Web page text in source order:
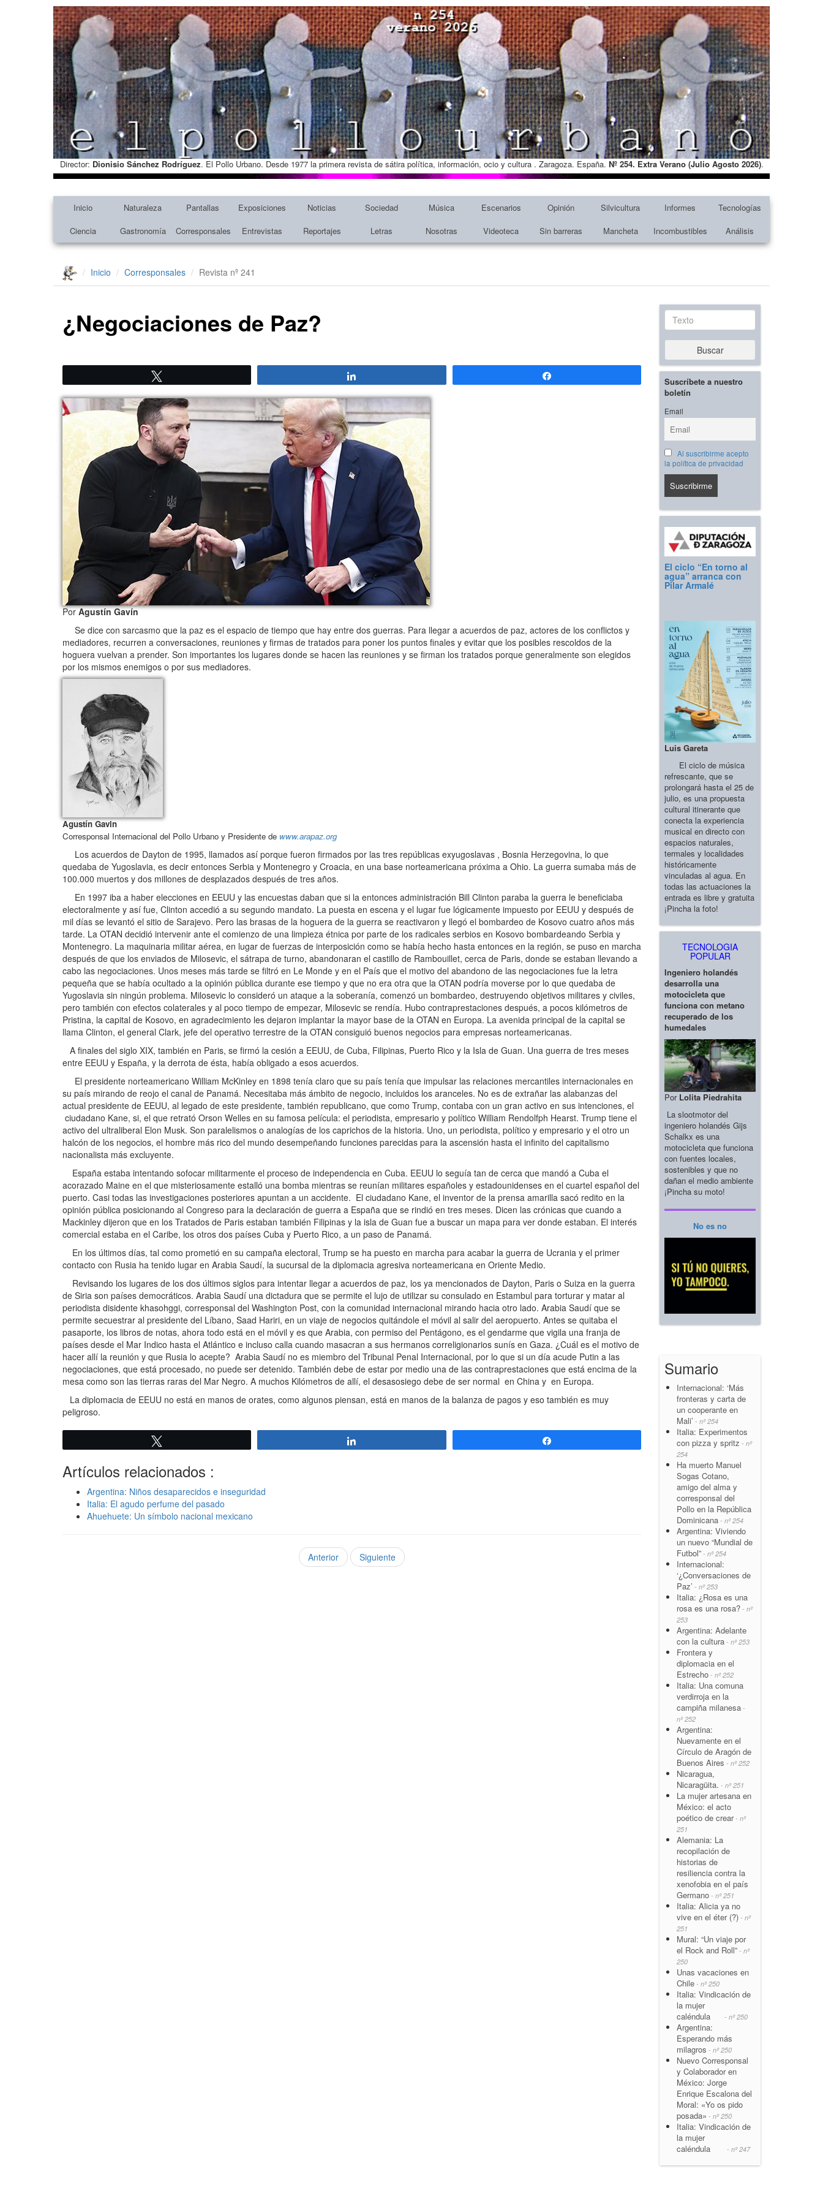
Director: Dionisio Sánchez Rodríguez. El Pollo Urbano. Desde 1977 la primera revista de sátira política, información, ocio y cultura . Zaragoza. España. Nº 254. Extra Verano (Julio Agosto 2026).
Inicio Naturaleza Pantallas Exposiciones Noticias Sociedad Música Escenarios Opinión Silvicultura Informes
Tecnologías
Ciencia
Gastronomía Corresponsales Entrevistas Reportajes Letras Nosotras Videoteca Sin barreras Mancheta Incombustibles Análisis
Inicio Corresponsales Revista nº 241
¿Negociaciones de Paz?
PorAgustín Gavín
Se dice con sarcasmo que la paz es el espacio de tiempo que hay entre dos guerras. Para llegar a acuerdos de paz, actores de los conflictos y
mediadores, recurren a conversaciones, reuniones y firmas de tratados para poner los puntos finales y evitar que los posibles rescoldos de la
hoguera vuelvan a prender. Son importantes los lugares donde se hacen las reuniones y se firman los tratados porque generalmente son elegidos
por los mismos enemigos o por sus mediadores.
Agustín Gavin
Corresponsal Internacional del Pollo Urbano y Presidente de www.arapaz.org
Los acuerdos de Dayton de 1995, llamados así porque fueron firmados por las tres repúblicas exyugoslavas , Bosnia Herzegovina, lo que
quedaba de Yugoslavia, es decir entonces Serbia y Montenegro y Croacia, en una base norteamericana próxima a Ohio. La guerra sumaba más de
100.000 muertos y dos millones de desplazados después de tres años.
En 1997 iba a haber elecciones en EEUU y las encuestas daban que si la entonces administración Bill Clinton paraba la guerra le beneficiaba
electoralmente y así fue, Clinton accedió a su segundo mandato. La puesta en escena y el lugar fue lógicamente impuesto por EEUU y después de
mil días se levantó el sitio de Sarajevo. Pero las brasas de la hoguera de la guerra se reactivaron y llegó el bombardeo de Kosovo cuatro años más
tarde. La OTAN decidió intervenir ante el comienzo de una limpieza étnica por parte de los radicales serbios en Kosovo bombardeando Serbia y
Montenegro. La maquinaria militar aérea, en lugar de fuerzas de interposición como se había hecho hasta entonces en la región, se puso en marcha
después de que los enviados de Milosevic, el sátrapa de turno, abandonaran el castillo de Rambouillet, cerca de Paris, donde se estaban llevando a
cabo las negociaciones. Unos meses más tarde se filtró en Le Monde y en el País que el motivo del abandono de las negociaciones fue la letra
pequeña que se había ocultado a la opinión pública durante ese tiempo y que no era otra que la OTAN podría moverse por lo que quedaba de
Yugoslavia sin ningún problema. Milosevic lo consideró un ataque a la soberanía, comenzó un bombardeo, destruyendo objetivos militares y civiles,
pero también con efectos colaterales y al poco tiempo de empezar, Milosevic se rendía. Hubo contraprestaciones después, a pocos kilómetros de
Pristina, la capital de Kosovo, en agradecimiento les dejaron implantar la mayor base de la OTAN en Europa. La avenida principal de la capital se
llama Clinton, el general Clark, jefe del operativo terrestre de la OTAN consiguió buenos negocios para empresas norteamericanas.
A finales del siglo XIX, también en Paris, se firmó la cesión a EEUU, de Cuba, Filipinas, Puerto Rico y la Isla de Guan. Una guerra de tres meses
entre EEUU y España, y la derrota de ésta, había obligado a esos acuerdos.
El presidente norteamericano William McKinley en 1898 tenía claro que su país tenía que impulsar las relaciones mercantiles internacionales en
su país mirando de reojo el canal de Panamá. Necesitaba más ámbito de negocio, incluidos los aranceles. No es de extrañar las alabanzas del
actual presidente de EEUU, al legado de este presidente, también republicano, que como Trump, contaba con un gran activo en sus intenciones, el
ciudadano Kane, si, el que retrató Orson Welles en su famosa película: el periodista, empresario y político William Rendolfph Hearst. Trump tiene el
activo del ultraliberal Elon Musk. Son paralelismos o analogías de los caprichos de la historia. Uno, un periodista, político y empresario y el otro un
halcón de los negocios, el hombre más rico del mundo desempeñando funciones parecidas para la ascensión hasta el infinito del capitalismo
nacionalista más excluyente.
España estaba intentando sofocar militarmente el proceso de independencia en Cuba. EEUU lo seguía tan de cerca que mandó a Cuba el
acorazado Maine en el que misteriosamente estalló una bomba mientras se reunían militares españoles y estadounidenses en el cuartel español del
puerto. Casi todas las investigaciones posteriores apuntan a un accidente. El ciudadano Kane, el inventor de la prensa amarilla sacó redito en la
opinión pública posicionando al Congreso para la declaración de guerra a España que se rindió en tres meses. Dicen las crónicas que cuando a
Mackinley dijeron que en los Tratados de Paris estaban también Filipinas y la isla de Guan fue a buscar un mapa para ver donde estaban. El interés
comercial estaba en el Caribe, los otros dos países Cuba y Puerto Rico, a un paso de Panamá.
En los últimos días, tal como prometió en su campaña electoral, Trump se ha puesto en marcha para acabar la guerra de Ucrania y el primer
contacto con Rusia ha tenido lugar en Arabia Saudí, la sucursal de la diplomacia agresiva norteamericana en Oriente Medio.
Revisando los lugares de los dos últimos siglos para intentar llegar a acuerdos de paz, los ya mencionados de Dayton, Paris o Suiza en la guerra
de Siria son países democráticos. Arabia Saudí una dictadura que se permite el lujo de utilizar su consulado en Estambul para torturar y matar al
periodista disidente khasohggi, corresponsal del Washington Post, con la comunidad internacional mirando hacia otro lado. Arabia Saudí que se
permite secuestrar al presidente del Líbano, Saad Hariri, en un viaje de negocios quitándole el móvil al salir del aeropuerto. Antes se quitaba el
pasaporte, los libros de notas, ahora todo está en el móvil y es que Arabia, con permiso del Pentágono, es el gendarme que vigila una franja de
países desde el Mar Indico hasta el Atlántico e incluso calla cuando masacran a sus hermanos correligionarios sunís en Gaza. ¿Cuál es el motivo de
hacer allí la reunión y que Rusia lo acepte? Arabia Saudí no es miembro del Tribunal Penal Internacional, por lo que si un día acude Putin a las
negociaciones, que está procesado, no puede ser detenido. También debe de estar por medio una de las contraprestaciones que está encima de la
mesa como son las tierras raras del Mar Negro. A muchos Kilómetros de allí, el desasosiego debe de ser normal en China y en Europa.
La diplomacia de EEUU no está en manos de orates, como algunos piensan, está en manos de la balanza de pagos y eso también es muy
peligroso.
Artículos relacionados :
Argentina: Niños desaparecidos e inseguridad
Italia: El agudo perfume del pasado
Ahuehuete: Un símbolo nacional mexicano
Anterior Siguiente
Texto
Buscar
Suscríbete a nuestro
boletín
Email
Al suscribirme acepto
la política de privacidad
El ciclo “En torno al
agua” arranca con
Pilar Armalé
Luis Gareta
El ciclo de música
refrescante, que se
prolongará hasta el 25 de
julio, es una propuesta
cultural itinerante que
conecta la experiencia
musical en directo con
espacios naturales,
termales y localidades
históricamente
vinculadas al agua. En
todas las actuaciones la
entrada es libre y gratuita
¡Pincha la foto!
TECNOLOGIA
POPULAR
Ingeniero holandés
desarrolla una
motocicleta que
funciona con metano
recuperado de los
humedales
Por Lolita Piedrahita
La slootmotor del
ingeniero holandés Gijs
Schalkx es una
motocicleta que funciona
con fuentes locales,
sostenibles y que no
dañan el medio ambiente
¡Pincha su moto!
No es no
Sumario
Internacional: ‘Más
fronteras y carta de
un cooperante en
Mali’ - nº 254
Italia: Experimentos
con pizza y spritz - nº
254
Ha muerto Manuel
Sogas Cotano,
amigo del alma y
corresponsal del
Pollo en la República
Dominicana - nº 254
Argentina: Viviendo
un nuevo “Mundial de
Futbol” - nº 254
Internacional:
‘¿Conversaciones de
Paz’ - nº 253
Italia: ¿Rosa es una
rosa es una rosa? - nº
253
Argentina: Adelante
con la cultura - nº 253
Frontera y
diplomacia en el
Estrecho - nº 252
Italia: Una comuna
verdirroja en la
campiña milanesa -
nº 252
Argentina:
Nuevamente en el
Círculo de Aragón de
Buenos Aires - nº 252
Nicaragua,
Nicaragüita. - nº 251
La mujer artesana en
México: el acto
poético de crear- nº
251
Alemania: La
recopilación de
historias de
resiliencia contra la
xenofobia en el país
Germano - nº 251
Italia: Alicia ya no
vive en el éter (?) - nº
251
Mural: “Un viaje por
el Rock and Roll” - nº
250
Unas vacaciones en
Chile - nº 250
Italia: Vindicación de
la mujer
caléndula
- nº 250
Argentina:
Esperando más
milagros - nº 250
Nuevo Corresponsal
y Colaborador en
México: Jorge
Enrique Escalona del
Moral: «Yo os pido
posada» - nº 250
Italia: Vindicación de
la mujer
caléndula
- nº 247